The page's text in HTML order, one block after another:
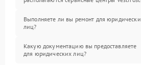
Выполняете ли вы ремонт для
лиц?
Какую документацию вы предоставляете
для юридических лиц?